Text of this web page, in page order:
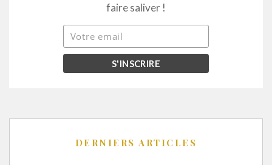
faire saliver !
DERNIERS ARTICLES